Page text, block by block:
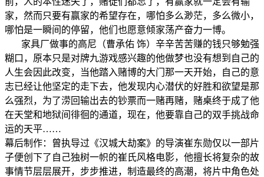
家，然而只要有赢家的希望存在，哪怕多么渺茫，多么微小，
哪怕是一瞬间的停留，他们也愿意倾家荡产奋力一博。
家具厂做事的高尼（曹承佑 饰）辛辛苦苦赚的钱只够勉强
糊口，原本只是对牌九游戏感兴趣的他做梦也没有想到自己的
人生会因此改变，当他踏入赌博的大门那一天开始，自己的意
志已经让他坚定的走下去，他发现内心潜伏的好胜和欲望是那
么强烈，为了涝回输出去的钞票而一赌再赌，赌桌终于成了他
在天堂和地狱间徘徊的通道，现在，他要靠自己的双手挑战命
运的天平……
幕后制作：曾执导过《汉城大劫案》的导演崔东勋仅以一部片
子便创下了自己独树一帜的崔氏风格电影，他擅长将复杂的故
事情节层层展开，步步推进，制造最终的高潮，将片中角色处